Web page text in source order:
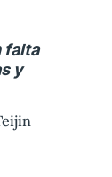
falta
y